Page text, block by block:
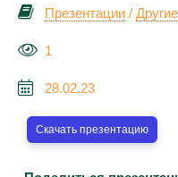
Презентации /
1
28.02.23
Скачать презентацию